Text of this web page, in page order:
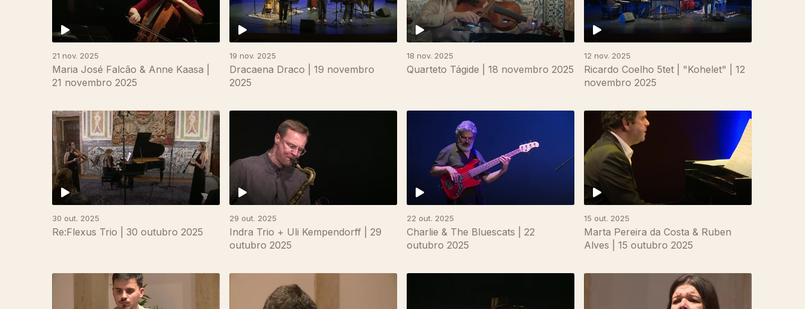
21 nov. 2025
Maria José Falcão & Anne Kaasa |
21 novembro 2025
19 nov. 2025
Dracaena Draco | 19 novembro
2025
18 nov. 2025
Quarteto Tágide | 18 novembro 2025
12 nov. 2025
Ricardo Coelho 5tet | "Kohelet" | 12
novembro 2025
30 out. 2025
Re:Flexus Trio | 30 outubro 2025
29 out. 2025
Indra Trio + Uli Kempendorff | 29
outubro 2025
22 out. 2025
Charlie & The Bluescats | 22
outubro 2025
15 out. 2025
Marta Pereira da Costa & Ruben
Alves | 15 outubro 2025